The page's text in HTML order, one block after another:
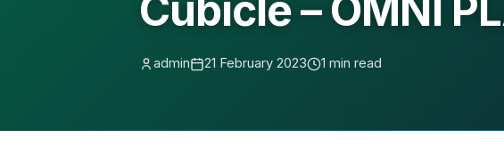
admin 21 February 2023 1 min read